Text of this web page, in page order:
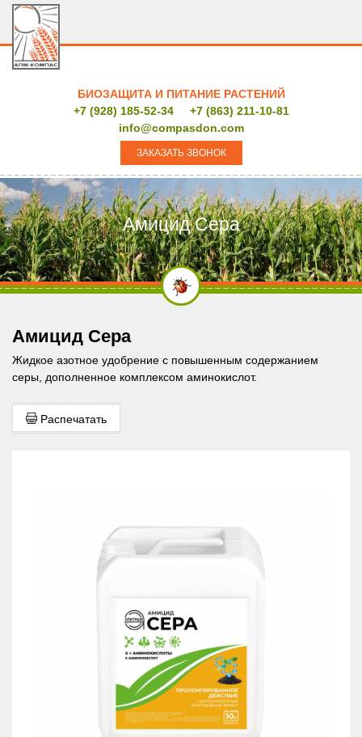
БИОЗАЩИТА И ПИТАНИЕ РАСТЕНИЙ
+7 (928) 185-52-34
+7 (863) 211-10-81
info@compasdon.com
ЗАКАЗАТЬ ЗВОНОК
Амицид Сера
Амицид Сера
Жидкое азотное удобрение с повышенным содержанием
серы, дополненное комплексом аминокислот.
Распечатать